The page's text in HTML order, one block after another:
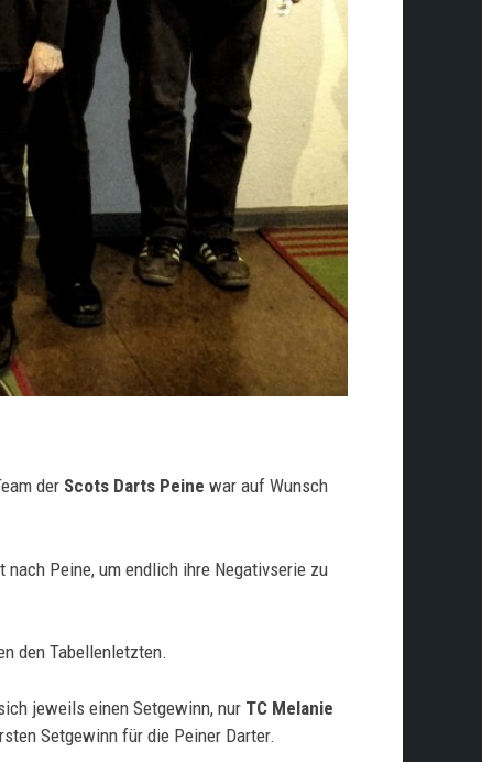
der Scots Darts Peine war auf Wunsch
Peine, um endlich ihre Negativserie zu
den Tabellenletzten.
jeweils einen Setgewinn, nur TC Melanie
Setgewinn für die Peiner Darter.